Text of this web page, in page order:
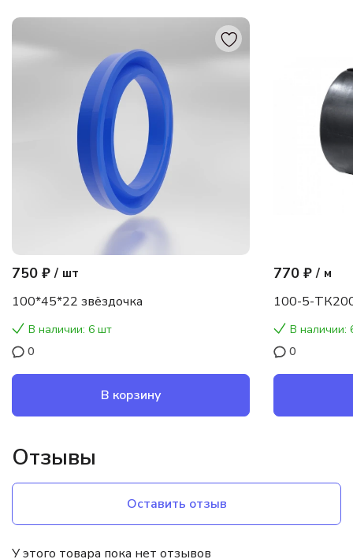
750 ₽ / шт
100*45*22 звёздочка
В наличии: 6 шт
0
В корзину
770 ₽ / м
100-5-
В наличии:
0
Отзывы
Оставить отзыв
У этого товара пока нет отзывов